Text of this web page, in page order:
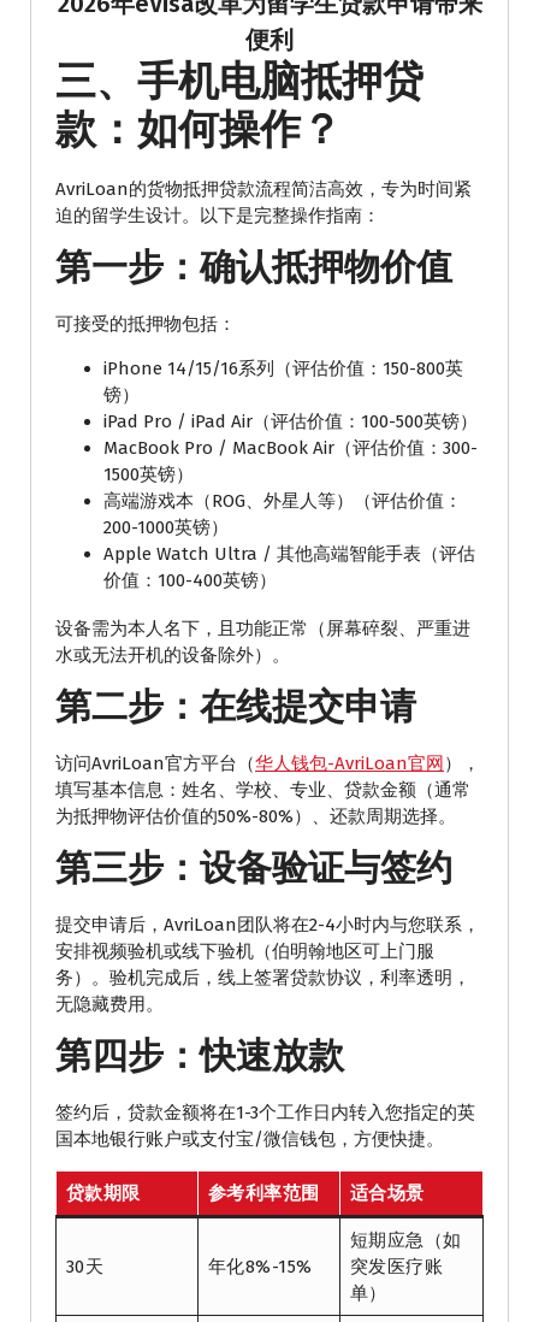
便利
三、手机电脑抵押贷
款：如何操作？
AvriLoan的货物抵押贷款流程简洁高效，专为时间紧
迫的留学生设计。以下是完整操作指南：
第一步：确认抵押物价值
可接受的抵押物包括：
iPhone 14/15/16系列（评估价值：150-800英
镑）
iPad Pro / iPad Air（评估价值：100-500英镑）
MacBook Pro / MacBook Air（评估价值：300-
1500英镑）
高端游戏本（ROG、外星人等）（评估价值：
200-1000英镑）
Apple Watch Ultra / 其他高端智能手表（评估
价值：100-400英镑）
设备需为本人名下，且功能正常（屏幕碎裂、严重进
水或无法开机的设备除外）。
第二步：在线提交申请
访问AvriLoan官方平台（华人钱包-AvriLoan官网），
填写基本信息：姓名、学校、专业、贷款金额（通常
为抵押物评估价值的50%-80%）、还款周期选择。
第三步：设备验证与签约
提交申请后，AvriLoan团队将在2-4小时内与您联系，
安排视频验机或线下验机（伯明翰地区可上门服
务）。验机完成后，线上签署贷款协议，利率透明，
无隐藏费用。
第四步：快速放款
签约后，贷款金额将在1-3个工作日内转入您指定的英
国本地银行账户或支付宝/微信钱包，方便快捷。
贷款期限 参考利率范围 适合场景
30天 年化8%-15%
短期应急（如
突发医疗账
单）